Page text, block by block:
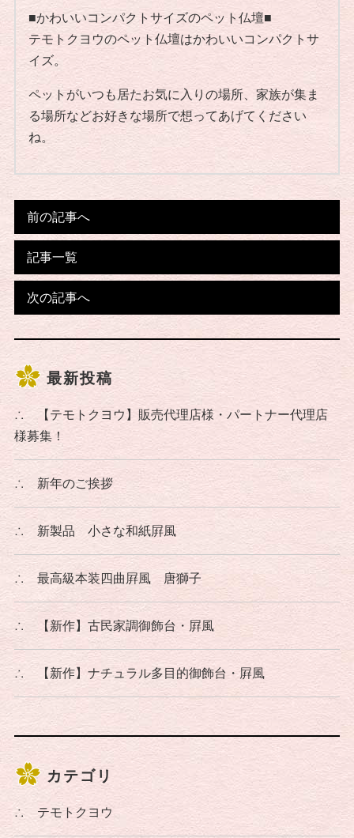
■かわいいコンパクトサイズのペット仏壇■
テモトクヨウのペット仏壇はかわいいコンパクトサ
イズ。
ペットがいつも居たお気に入りの場所、家族が集ま
る場所などお好きな場所で想ってあげてください
ね。
前の記事へ
記事一覧
次の記事へ
最新投稿
∴
【テモトクヨウ】販売代理店様・パートナー代理店
様募集！
∴ 新年のご挨拶
∴ 新製品 小さな和紙屛風
∴ 最高級本装四曲屛風 唐獅子
∴ 【新作】古民家調御飾台・屛風
∴ 【新作】ナチュラル多目的御飾台・屛風
カテゴリ
∴ テモトクヨウ